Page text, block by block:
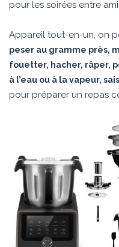
pour les soirées entre
Appareil tout-en-un, on
peser au gramme près,
fouetter, hacher, râper,
à l’eau ou à la vapeur,
pour préparer un repas